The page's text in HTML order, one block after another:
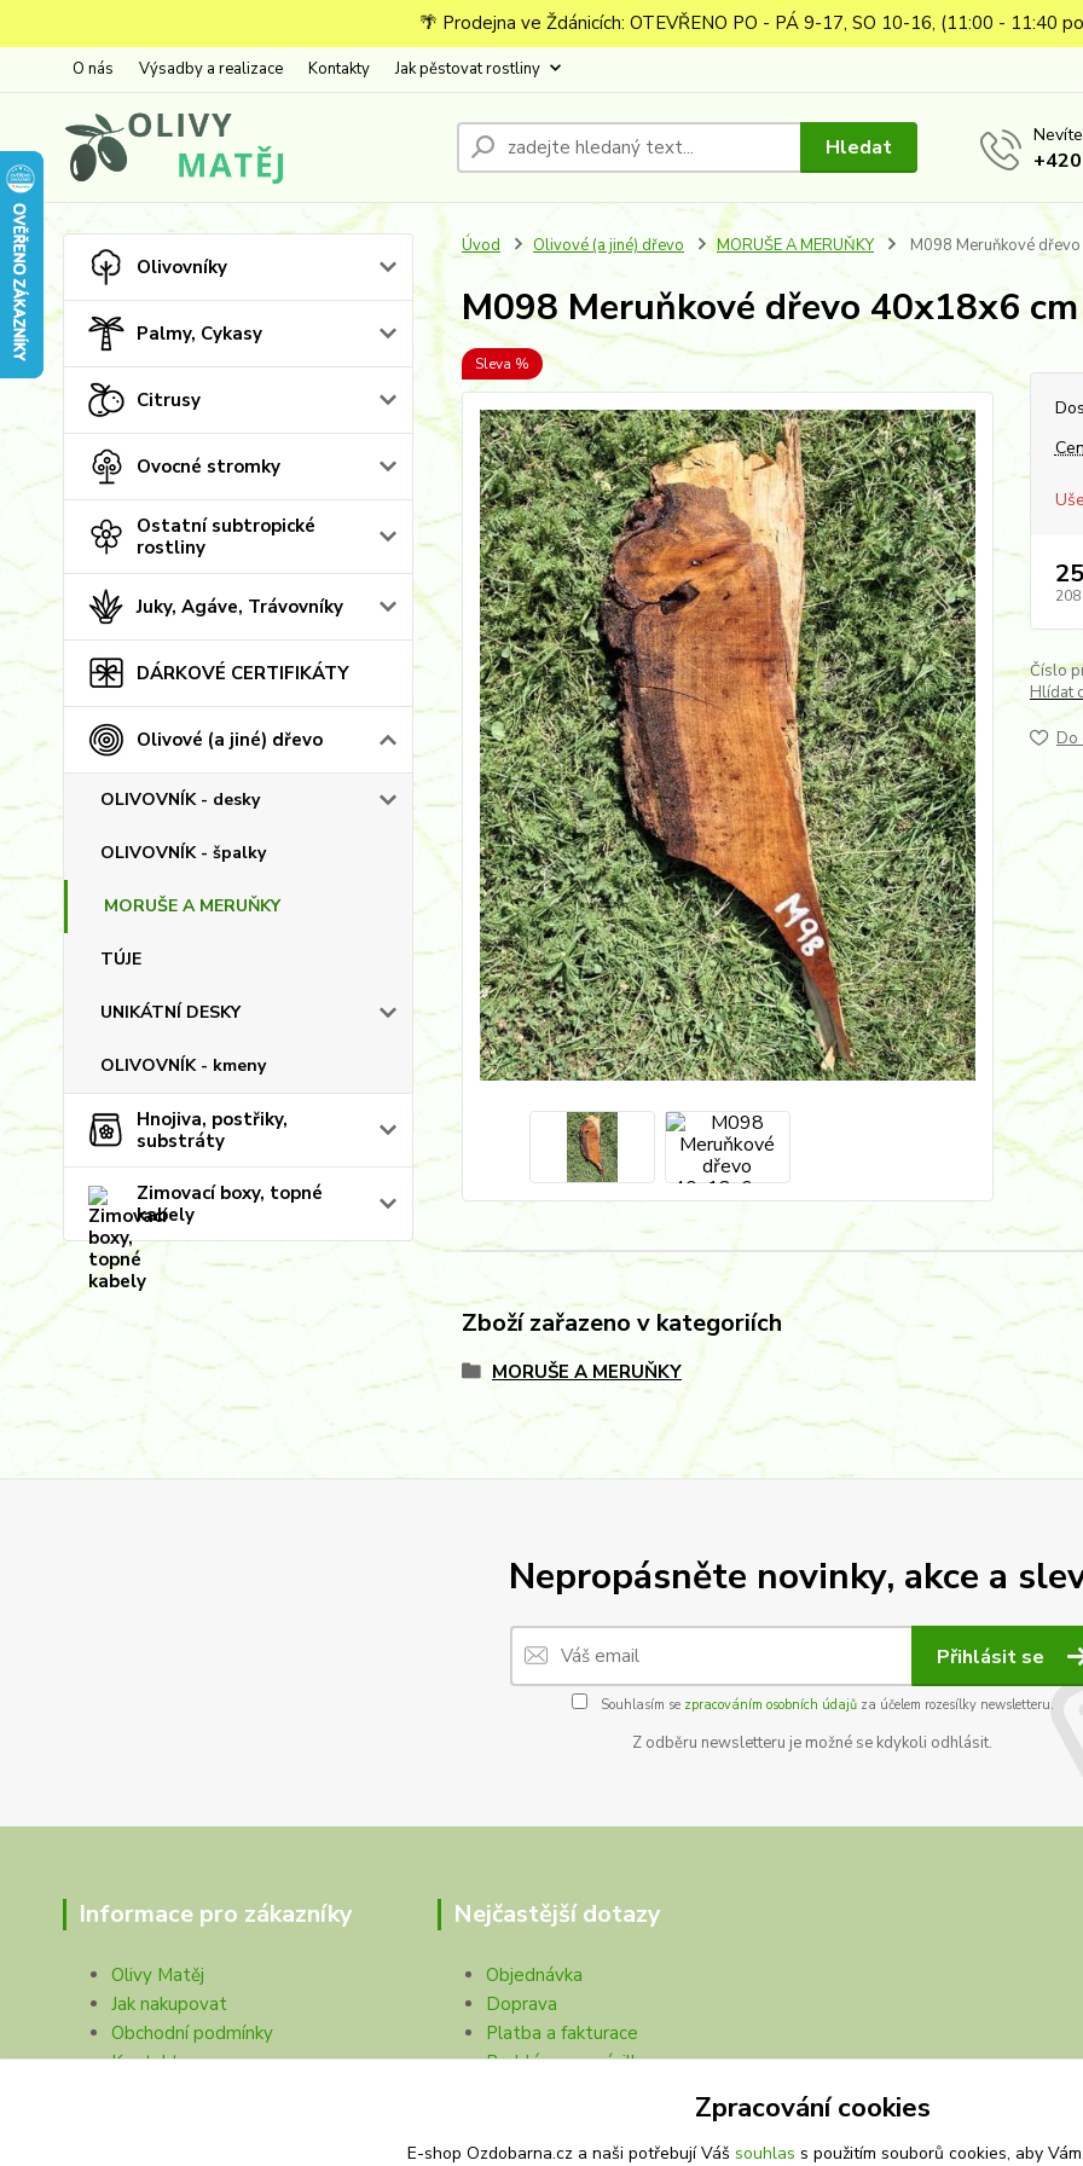
🌴 Prodejna ve Ždánicích: OTEVŘENO PO - PÁ 9-17, SO 10-16, (11:00 - 11:40
O nás Výsadby a realizace Kontakty Jak pěstovat rostliny
Hledat
Olivovníky
Palmy, Cykasy
Citrusy
Ovocné stromky
Ostatní subtropické
rostliny
Juky, Agáve, Trávovníky
DÁRKOVÉ CERTIFIKÁTY
Olivové (a jiné) dřevo
OLIVOVNÍK - desky
OLIVOVNÍK - špalky
MORUŠE A MERUŇKY
TÚJE
UNIKÁTNÍ DESKY
OLIVOVNÍK - kmeny
Hnojiva, postřiky,
substráty
Zimovací boxy, topné
kabely
Úvod Olivové (a jiné) dřevo MORUŠE A MERUŇKY M098 Meruňkové
M098 Meruňkové dřevo 40x18x6 cm
Sleva %
208
Číslo
Hlídat
Do
Zboží zařazeno v kategoriích
MORUŠE A MERUŇKY
Nepropásněte novinky, akce a
Přihlásit se
Souhlasím se zpracováním osobních údajůza účelem rozesílky newsletteru.
Z odběru newsletteru je možné se kdykoli odhlásit.
Informace pro zákazníky
Olivy Matěj
Jak nakupovat
Obchodní podmínky
Kontakty
Nejčastější dotazy
Objednávka
Doprava
Platba a fakturace
Problémy se zásilkou
Zpracování cookies
E-shop Ozdobarna.cz a naši potřebují Váš souhlas s použitím souborů cookies, aby